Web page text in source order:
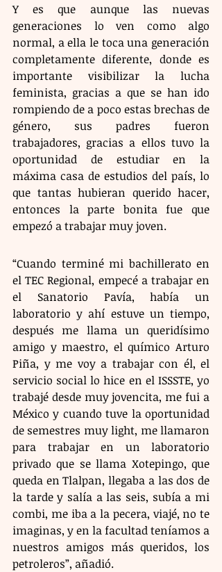
Y es que aunque las nuevas
generaciones lo ven como algo
normal, a ella le toca una generación
completamente diferente, donde es
importante visibilizar la lucha
feminista, gracias a que se han ido
rompiendo de a poco estas brechas de
género, sus padres fueron
trabajadores, gracias a ellos tuvo la
oportunidad de estudiar en la
máxima casa de estudios del país, lo
que tantas hubieran querido hacer,
entonces la parte bonita fue que
empezó a trabajar muy joven.
“Cuando terminé mi bachillerato en
el TEC Regional, empecé a trabajar en
el Sanatorio Pavía, había un
laboratorio y ahí estuve un tiempo,
después me llama un queridísimo
amigo y maestro, el químico Arturo
Piña, y me voy a trabajar con él, el
servicio social lo hice en el ISSSTE, yo
trabajé desde muy jovencita, me fui a
México y cuando tuve la oportunidad
de semestres muy light, me llamaron
para trabajar en un laboratorio
privado que se llama Xotepingo, que
queda en Tlalpan, llegaba a las dos de
la tarde y salía a las seis, subía a mi
combi, me iba a la pecera, viajé, no te
imaginas, y en la facultad teníamos a
nuestros amigos más queridos, los
petroleros”, añadió.